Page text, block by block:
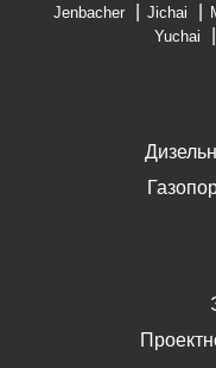
Jenbacher Jichai
Yuchai